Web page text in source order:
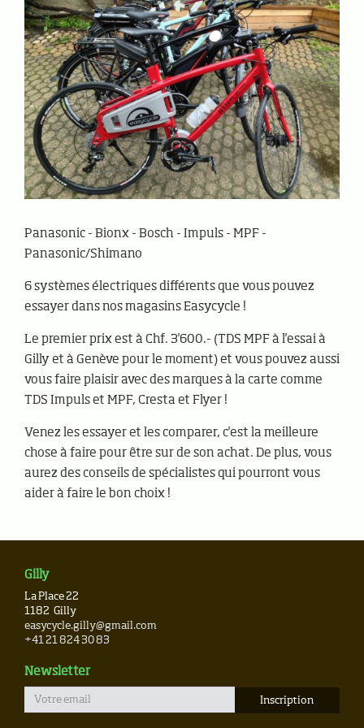
Panasonic - Bionx - Bosch - Impuls - MPF -
Panasonic/Shimano
6 systèmes électriques différents que vous pouvez
essayer dans nos magasins Easycycle !
Le premier prix est à Chf. 3'600.- (TDS MPF à l'essai à
Gilly et à Genève pour le moment) et vous pouvez aussi
vous faire plaisir avec des marques à la carte comme
TDS Impuls et MPF, Cresta et Flyer !
Venez les essayer et les comparer, c'est la meilleure
chose à faire pour être sur de son achat. De plus, vous
aurez des conseils de spécialistes qui pourront vous
aider à faire le bon choix !
Gilly
La Place 22
1182 Gilly
easycycle.gilly@gmail.com
+41 21 824 30 83
Newsletter